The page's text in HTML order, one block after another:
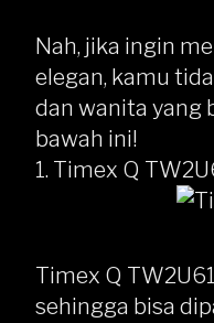
Nah, jika ingin
elegan, kamu
dan wanita yang
bawah ini!
1. Timex Q
Timex Q
sehingga bisa